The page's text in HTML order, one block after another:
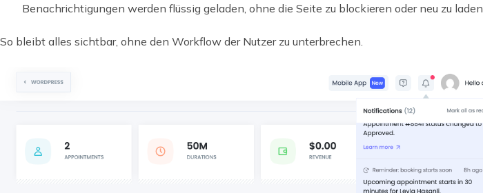
Benachrichtigungen werden flüssig geladen, ohne die Seite zu blockieren oder neu zu laden
So bleibt alles sichtbar, ohne den Workflow der Nutzer zu unterbrechen.